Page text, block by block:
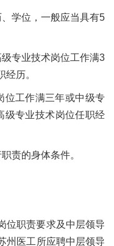
学位，一般应当具有5
专业技术岗位工作满3
历。
位工作满三年或中级专
级专业技术岗位任职经
责的身体条件。
位职责要求及中层领导
州医工所应聘中层领导